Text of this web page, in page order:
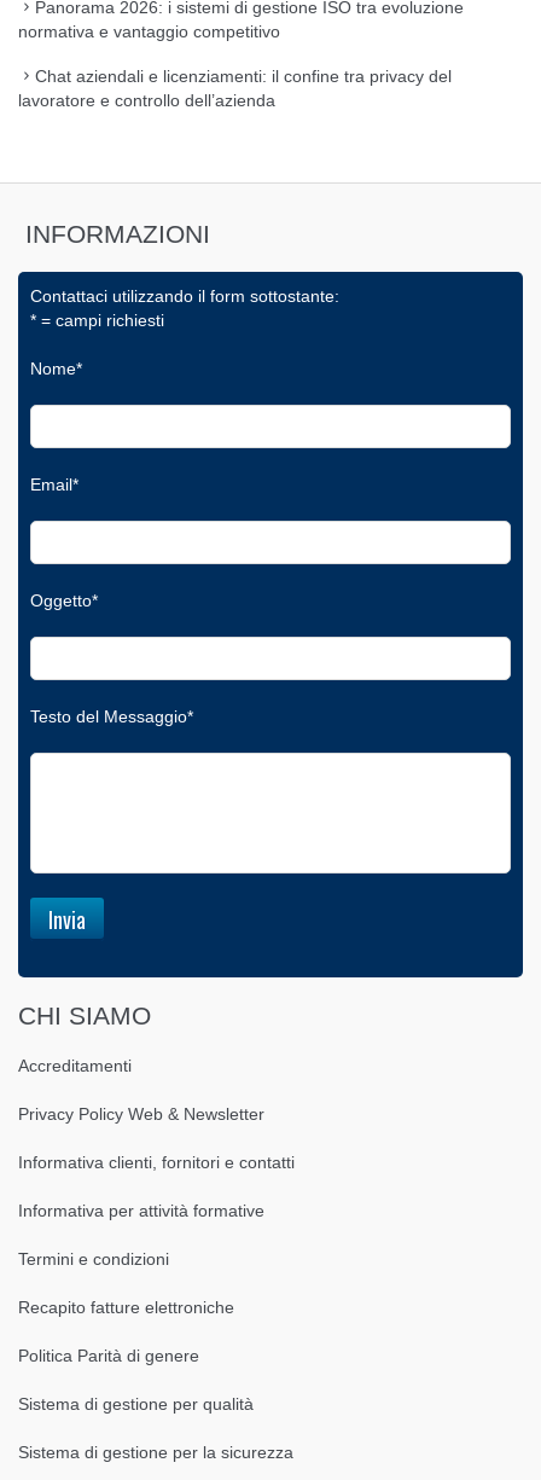
Panorama 2026: i sistemi di gestione ISO tra evoluzione
normativa e vantaggio competitivo
Chat aziendali e licenziamenti: il confine tra privacy del
lavoratore e controllo dell’azienda
INFORMAZIONI
Contattaci utilizzando il form sottostante:
* = campi richiesti
Nome*
Email*
Oggetto*
Testo del Messaggio*
CHI SIAMO
Accreditamenti
Privacy Policy Web & Newsletter
Informativa clienti, fornitori e contatti
Informativa per attività formative
Termini e condizioni
Recapito fatture elettroniche
Politica Parità di genere
Sistema di gestione per qualità
Sistema di gestione per la sicurezza